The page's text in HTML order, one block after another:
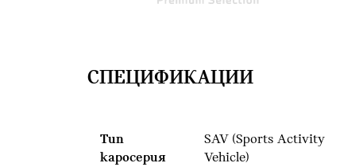
СПЕЦИФИКАЦИИ
Тип
каросерия
SAV (Sports Activity
Vehicle)